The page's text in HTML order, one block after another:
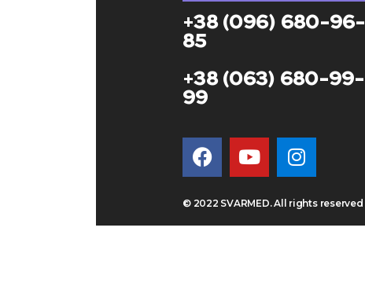
+38 (096) 680-96-
85
+38 (063) 680-99-
99
© 2022 SVARMED. All rights reserved